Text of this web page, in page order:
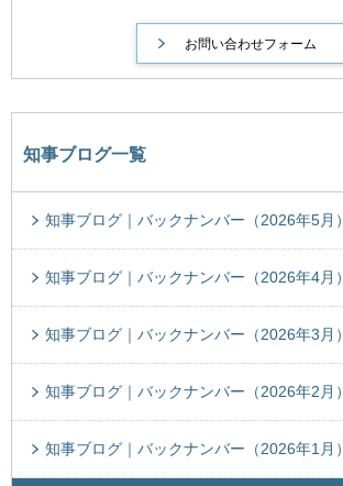
知事ブログ一覧
知事ブログ｜バックナンバー（2026年5月）
知事ブログ｜バックナンバー（2026年4月）
知事ブログ｜バックナンバー（2026年3月）
知事ブログ｜バックナンバー（2026年2月）
知事ブログ｜バックナンバー（2026年1月）